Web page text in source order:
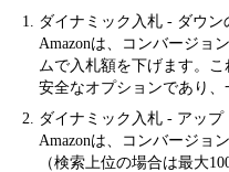
ダイナミック入札 - ダウン
Amazonは、コンバージョ
ムで入札額を下げます。
安全なオプションであり、
ダイナミック入札 - アップ
Amazonは、コンバージョ
（検索上位の場合は最大